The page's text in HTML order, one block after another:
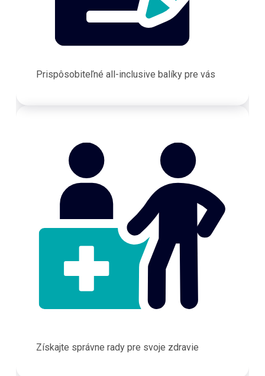
Prispôsobiteľné all-inclusive balíky pre vás
Získajte správne rady pre svoje zdravie